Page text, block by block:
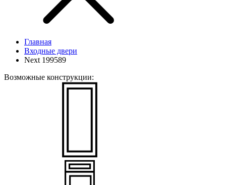
Главная
Входные двери
Next 199589
Возможные конструкции: